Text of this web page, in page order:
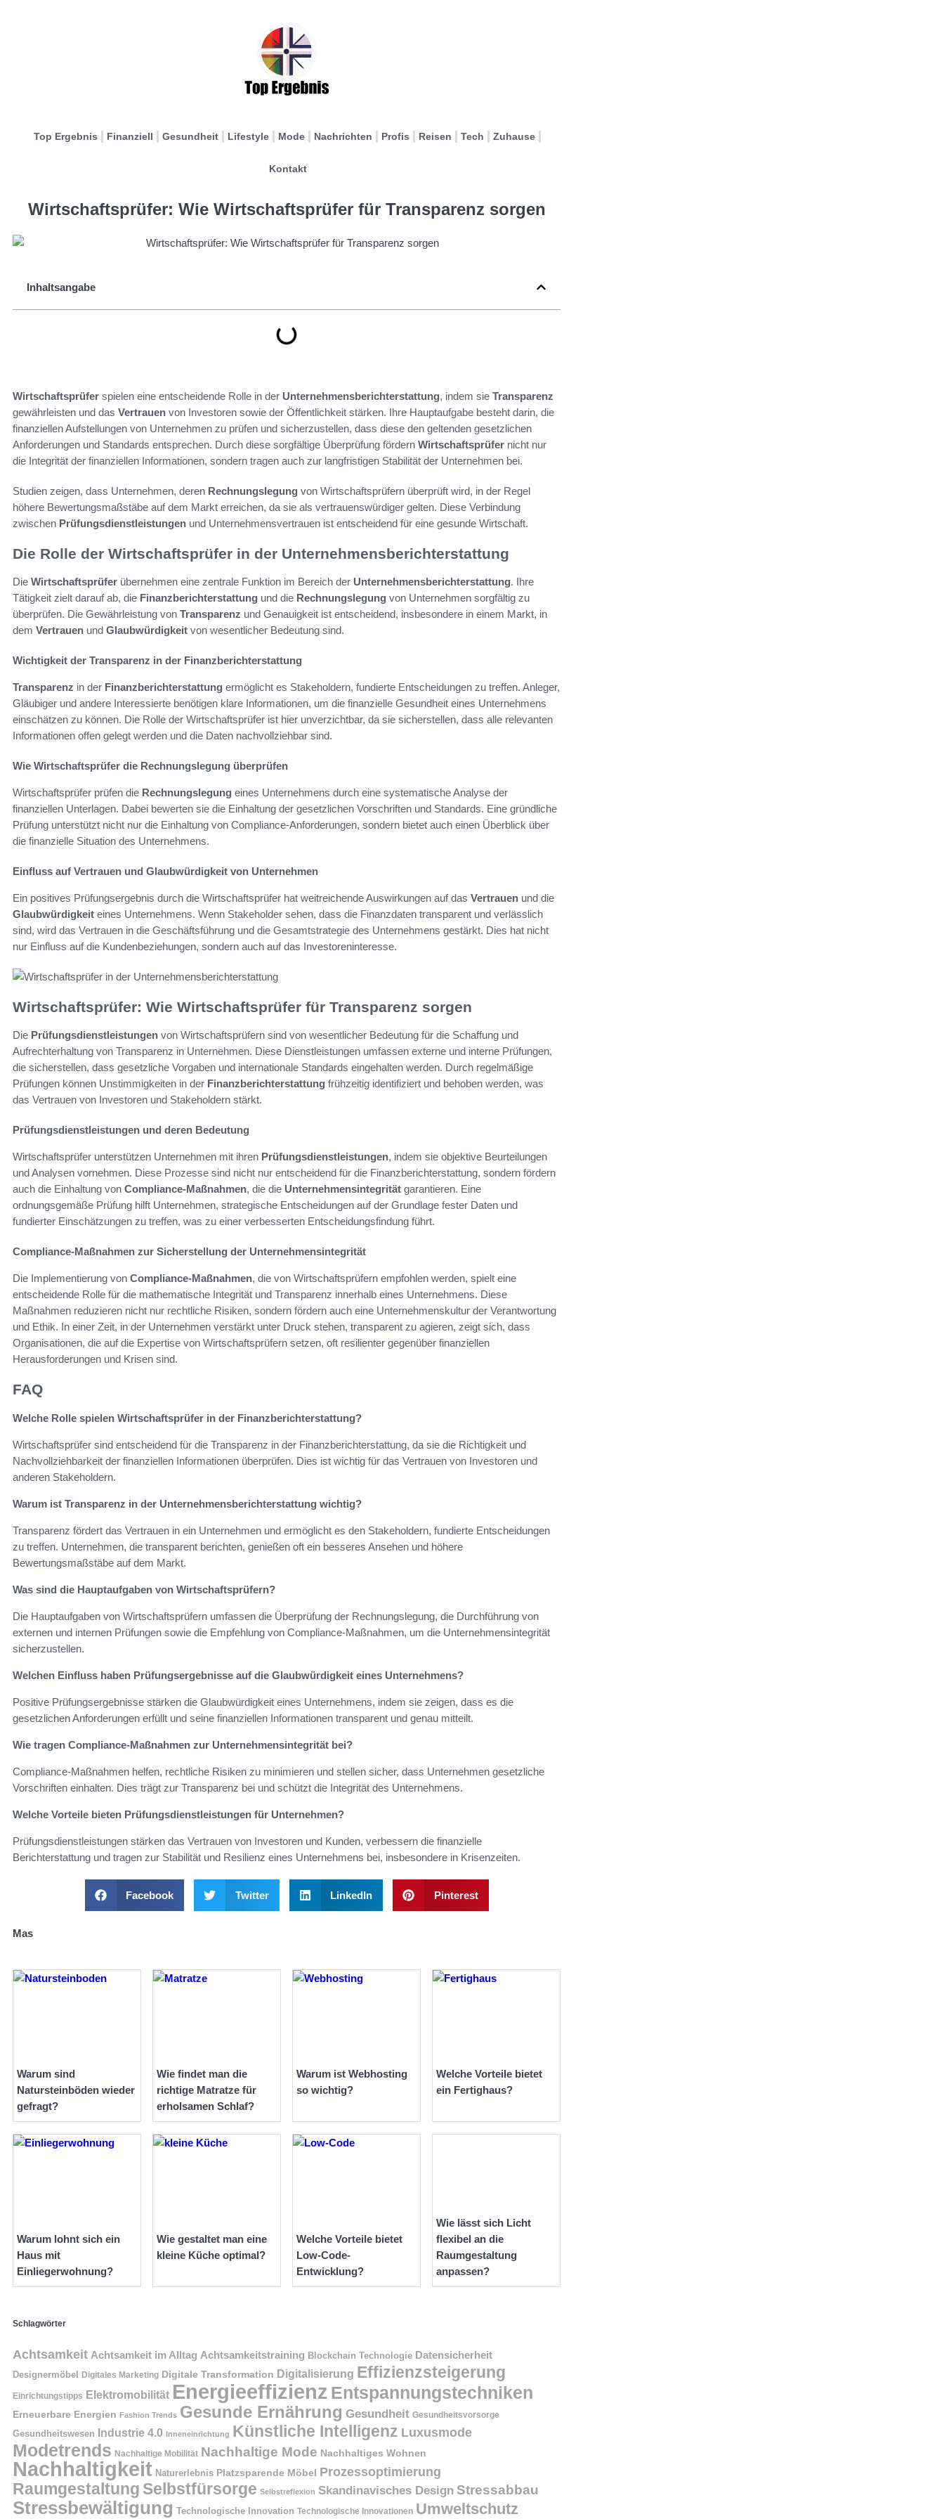
Top Ergebnis Finanziell Gesundheit Lifestyle Mode Nachrichten Profis Reisen Tech Zuhause
Kontakt
Wirtschaftsprüfer: Wie Wirtschaftsprüfer für Transparenz sorgen
Inhaltsangabe
Wirtschaftsprüfer spielen eine entscheidende Rolle in der Unternehmensberichterstattung, indem sie Transparenz
gewährleisten und das Vertrauen von Investoren sowie der Öffentlichkeit stärken. Ihre Hauptaufgabe besteht darin, die
finanziellen Aufstellungen von Unternehmen zu prüfen und sicherzustellen, dass diese den geltenden gesetzlichen
Anforderungen und Standards entsprechen. Durch diese sorgfältige Überprüfung fördern Wirtschaftsprüfer nicht nur
die Integrität der finanziellen Informationen, sondern tragen auch zur langfristigen Stabilität der Unternehmen bei.
Studien zeigen, dass Unternehmen, deren Rechnungslegung von Wirtschaftsprüfern überprüft wird, in der Regel
höhere Bewertungsmaßstäbe auf dem Markt erreichen, da sie als vertrauenswürdiger gelten. Diese Verbindung
zwischen Prüfungsdienstleistungen und Unternehmensvertrauen ist entscheidend für eine gesunde Wirtschaft.
Die Rolle der Wirtschaftsprüfer in der Unternehmensberichterstattung
Die Wirtschaftsprüfer übernehmen eine zentrale Funktion im Bereich der Unternehmensberichterstattung. Ihre
Tätigkeit zielt darauf ab, die Finanzberichterstattung und die Rechnungslegung von Unternehmen sorgfältig zu
überprüfen. Die Gewährleistung von Transparenz und Genauigkeit ist entscheidend, insbesondere in einem Markt, in
dem Vertrauen und Glaubwürdigkeit von wesentlicher Bedeutung sind.
Wichtigkeit der Transparenz in der Finanzberichterstattung
Transparenz in der Finanzberichterstattung ermöglicht es Stakeholdern, fundierte Entscheidungen zu treffen. Anleger,
Gläubiger und andere Interessierte benötigen klare Informationen, um die finanzielle Gesundheit eines Unternehmens
einschätzen zu können. Die Rolle der Wirtschaftsprüfer ist hier unverzichtbar, da sie sicherstellen, dass alle relevanten
Informationen offen gelegt werden und die Daten nachvollziehbar sind.
Wie Wirtschaftsprüfer die Rechnungslegung überprüfen
Wirtschaftsprüfer prüfen die Rechnungslegung eines Unternehmens durch eine systematische Analyse der
finanziellen Unterlagen. Dabei bewerten sie die Einhaltung der gesetzlichen Vorschriften und Standards. Eine gründliche
Prüfung unterstützt nicht nur die Einhaltung von Compliance-Anforderungen, sondern bietet auch einen Überblick über
die finanzielle Situation des Unternehmens.
Einfluss auf Vertrauen und Glaubwürdigkeit von Unternehmen
Ein positives Prüfungsergebnis durch die Wirtschaftsprüfer hat weitreichende Auswirkungen auf das Vertrauen und die
Glaubwürdigkeit eines Unternehmens. Wenn Stakeholder sehen, dass die Finanzdaten transparent und verlässlich
sind, wird das Vertrauen in die Geschäftsführung und die Gesamtstrategie des Unternehmens gestärkt. Dies hat nicht
nur Einfluss auf die Kundenbeziehungen, sondern auch auf das Investoreninteresse.
Wirtschaftsprüfer: Wie Wirtschaftsprüfer für Transparenz sorgen
Die Prüfungsdienstleistungen von Wirtschaftsprüfern sind von wesentlicher Bedeutung für die Schaffung und
Aufrechterhaltung von Transparenz in Unternehmen. Diese Dienstleistungen umfassen externe und interne Prüfungen,
die sicherstellen, dass gesetzliche Vorgaben und internationale Standards eingehalten werden. Durch regelmäßige
Prüfungen können Unstimmigkeiten in der Finanzberichterstattung frühzeitig identifiziert und behoben werden, was
das Vertrauen von Investoren und Stakeholdern stärkt.
Prüfungsdienstleistungen und deren Bedeutung
Wirtschaftsprüfer unterstützen Unternehmen mit ihren Prüfungsdienstleistungen, indem sie objektive Beurteilungen
und Analysen vornehmen. Diese Prozesse sind nicht nur entscheidend für die Finanzberichterstattung, sondern fördern
auch die Einhaltung von Compliance-Maßnahmen, die die Unternehmensintegrität garantieren. Eine
ordnungsgemäße Prüfung hilft Unternehmen, strategische Entscheidungen auf der Grundlage fester Daten und
fundierter Einschätzungen zu treffen, was zu einer verbesserten Entscheidungsfindung führt.
Compliance-Maßnahmen zur Sicherstellung der Unternehmensintegrität
Die Implementierung von Compliance-Maßnahmen, die von Wirtschaftsprüfern empfohlen werden, spielt eine
entscheidende Rolle für die mathematische Integrität und Transparenz innerhalb eines Unternehmens. Diese
Maßnahmen reduzieren nicht nur rechtliche Risiken, sondern fördern auch eine Unternehmenskultur der Verantwortung
und Ethik. In einer Zeit, in der Unternehmen verstärkt unter Druck stehen, transparent zu agieren, zeigt sich, dass
Organisationen, die auf die Expertise von Wirtschaftsprüfern setzen, oft resilienter gegenüber finanziellen
Herausforderungen und Krisen sind.
FAQ
Welche Rolle spielen Wirtschaftsprüfer in der Finanzberichterstattung?
Wirtschaftsprüfer sind entscheidend für die Transparenz in der Finanzberichterstattung, da sie die Richtigkeit und
Nachvollziehbarkeit der finanziellen Informationen überprüfen. Dies ist wichtig für das Vertrauen von Investoren und
anderen Stakeholdern.
Warum ist Transparenz in der Unternehmensberichterstattung wichtig?
Transparenz fördert das Vertrauen in ein Unternehmen und ermöglicht es den Stakeholdern, fundierte Entscheidungen
zu treffen. Unternehmen, die transparent berichten, genießen oft ein besseres Ansehen und höhere
Bewertungsmaßstäbe auf dem Markt.
Was sind die Hauptaufgaben von Wirtschaftsprüfern?
Die Hauptaufgaben von Wirtschaftsprüfern umfassen die Überprüfung der Rechnungslegung, die Durchführung von
externen und internen Prüfungen sowie die Empfehlung von Compliance-Maßnahmen, um die Unternehmensintegrität
sicherzustellen.
Welchen Einfluss haben Prüfungsergebnisse auf die Glaubwürdigkeit eines Unternehmens?
Positive Prüfungsergebnisse stärken die Glaubwürdigkeit eines Unternehmens, indem sie zeigen, dass es die
gesetzlichen Anforderungen erfüllt und seine finanziellen Informationen transparent und genau mitteilt.
Wie tragen Compliance-Maßnahmen zur Unternehmensintegrität bei?
Compliance-Maßnahmen helfen, rechtliche Risiken zu minimieren und stellen sicher, dass Unternehmen gesetzliche
Vorschriften einhalten. Dies trägt zur Transparenz bei und schützt die Integrität des Unternehmens.
Welche Vorteile bieten Prüfungsdienstleistungen für Unternehmen?
Prüfungsdienstleistungen stärken das Vertrauen von Investoren und Kunden, verbessern die finanzielle
Berichterstattung und tragen zur Stabilität und Resilienz eines Unternehmens bei, insbesondere in Krisenzeiten.
Facebook Twitter LinkedIn Pinterest
Mas
Warum sind
Natursteinböden wieder
gefragt?
Wie findet man die
richtige Matratze für
erholsamen Schlaf?
Warum ist Webhosting
so wichtig?
Welche Vorteile bietet
ein Fertighaus?
Warum lohnt sich ein
Haus mit
Einliegerwohnung?
Wie gestaltet man eine
kleine Küche optimal?
Welche Vorteile bietet
Low-Code-
Entwicklung?
Wie lässt sich Licht
flexibel an die
Raumgestaltung
anpassen?
Schlagwörter
Achtsamkeit Achtsamkeit im Alltag Achtsamkeitstraining Blockchain Technologie Datensicherheit
Designermöbel Digitales Marketing Digitale Transformation Digitalisierung Effizienzsteigerung
Einrichtungstipps Elektromobilität Energieeffizienz Entspannungstechniken
Erneuerbare Energien Fashion Trends Gesunde Ernährung Gesundheit Gesundheitsvorsorge
Gesundheitswesen Industrie 4.0 Inneneinrichtung Künstliche Intelligenz Luxusmode
Modetrends Nachhaltige Mobilität Nachhaltige Mode Nachhaltiges Wohnen
Nachhaltigkeit Naturerlebnis Platzsparende Möbel Prozessoptimierung
Raumgestaltung Selbstfürsorge Selbstreflexion Skandinavisches Design Stressabbau
Stressbewältigung Technologische Innovation Technologische Innovationen Umweltschutz